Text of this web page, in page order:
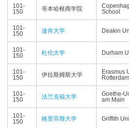
101-
150
哥本哈根商学院
School
101-
150
迪肯大学 Deakin
101-
150
杜伦大学 Durham
101-
150
伊拉斯姆斯大学
Erasmus
Rotterdam
101-
150
法兰克福大学
Goethe-
am Main
101-
150
格里菲斯大学 Griffith